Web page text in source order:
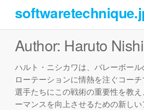
the
contentAuthor: Haruto
ハルト・ニシカワは、バレーボー
ローテーションに情熱を注ぐコー
選手たちにこの戦術の重要性を教
ーマンスを向上させるための新し